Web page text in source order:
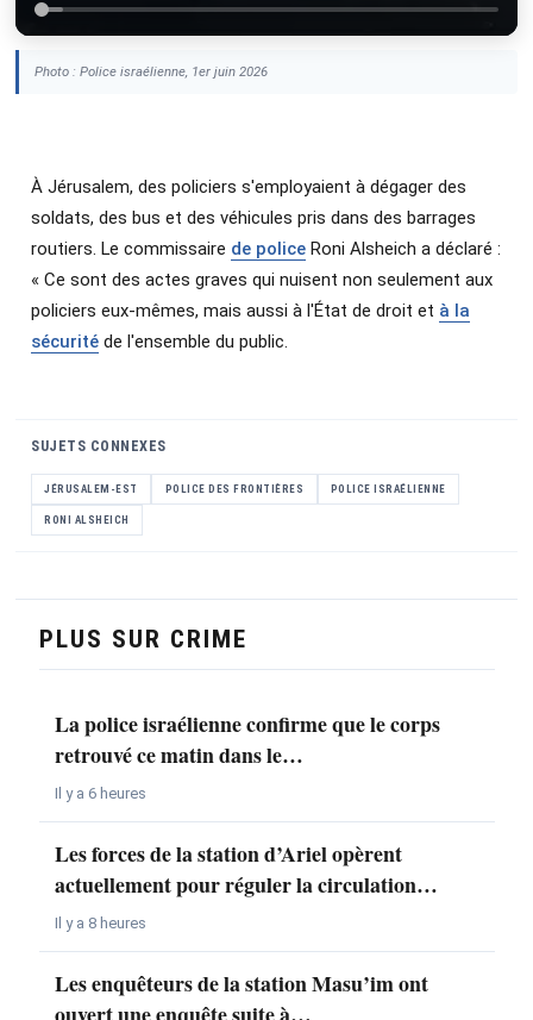
Photo : Police israélienne, 1er juin 2026
À Jérusalem, des policiers s'employaient à dégager des
soldats, des bus et des véhicules pris dans des barrages
routiers. Le commissaire de police Roni Alsheich a déclaré :
« Ce sont des actes graves qui nuisent non seulement aux
policiers eux-mêmes, mais aussi à l'État de droit et à la
sécurité de l'ensemble du public.
SUJETS CONNEXES
JÉRUSALEM-EST POLICE DES FRONTIÈRES POLICE ISRAÉLIENNE
RONI ALSHEICH
PLUS SUR CRIME
La police israélienne confirme que le corps
retrouvé ce matin dans le…
Il y a 6 heures
Les forces de la station d’Ariel opèrent
actuellement pour réguler la circulation…
Il y a 8 heures
Les enquêteurs de la station Masu’im ont